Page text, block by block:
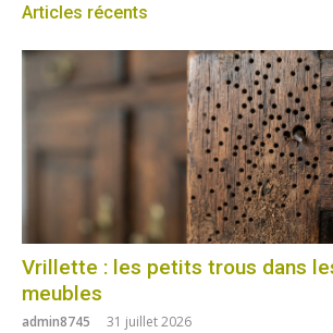
Articles récents
Vrillette : les petits trous dans
meubles
admin8745 31 juillet 2026